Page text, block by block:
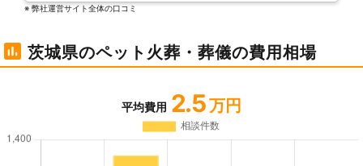
※ 弊社運営サイト全体の⼝コミ
茨城県のペット火葬・葬儀の費用相場
平均費用 2.5 万円